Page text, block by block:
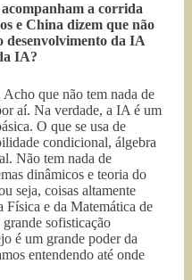
a corrida
e China dizem que não
desenvolvimento da IA
IA?
que não tem nada de
aí. Na verdade, a IA é um
O que se usa de
condicional, álgebra
Não tem nada de
dinâmicos e teoria do
seja, coisas altamente
Física e da Matemática de
sofisticação
é um grande poder da
entendendo até onde